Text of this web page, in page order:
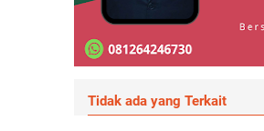
Tidak ada yang Terkait